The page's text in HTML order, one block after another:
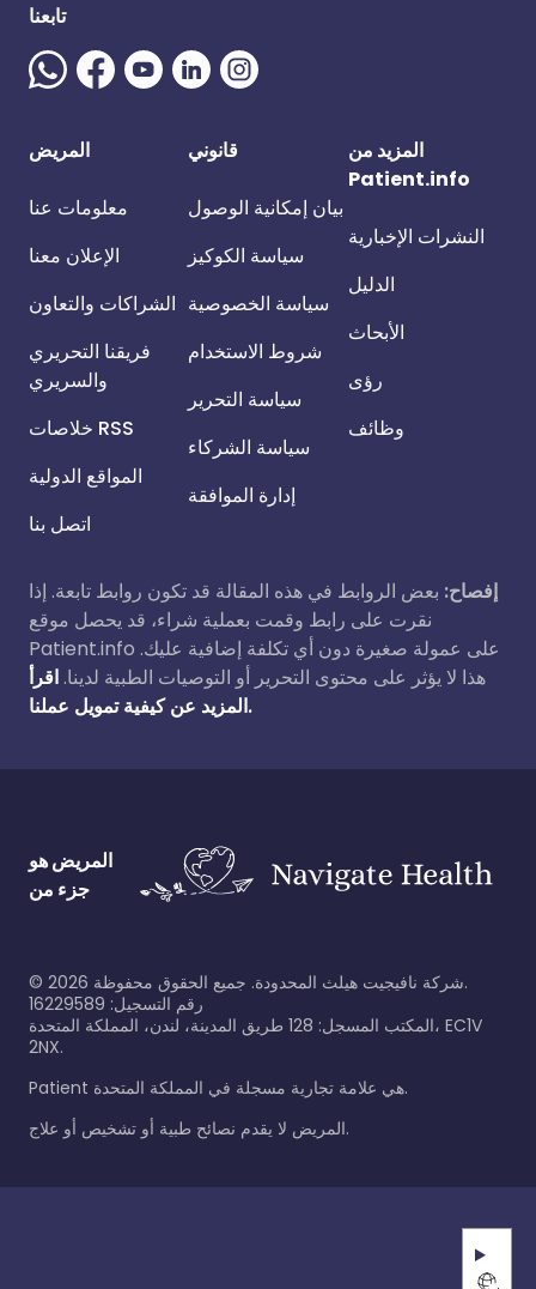
تابعنا
المريض
معلومات عنا
الإعلان معنا
الشراكات والتعاون
فريقنا التحريري
والسريري
خلاصات RSS
المواقع الدولية
اتصل بنا
قانوني
بيان إمكانية الوصول
سياسة الكوكيز
سياسة الخصوصية
شروط الاستخدام
سياسة التحرير
سياسة الشركاء
إدارة الموافقة
المزيد من
Patient.info
النشرات الإخبارية
الدليل
الأبحاث
رؤى
وظائف
إفصاح: بعض الروابط في هذه المقالة قد تكون روابط تابعة. إذا
نقرت على رابط وقمت بعملية شراء، قد يحصل موقع
Patient.info على عمولة صغيرة دون أي تكلفة إضافية عليك.
هذا لا يؤثر على محتوى التحرير أو التوصيات الطبية لدينا. اقرأ
المزيد عن كيفية تمويل عملنا.
المريض هو
جزء من
© 2026
شركة نافيجيت هيلث المحدودة. جميع الحقوق محفوظة.
رقم التسجيل: 16229589
المكتب المسجل: 128 طريق المدينة، لندن، المملكة المتحدة، EC1V
2NX.
Patient هي علامة تجارية مسجلة في المملكة المتحدة.
المريض لا يقدم نصائح طبية أو تشخيص أو علاج.